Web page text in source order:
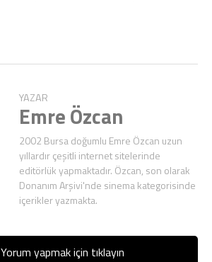
YAZAR
Emre Özcan
2002 Bursa doğumlu Emre Özcan uzun
yıllardır çeşitli internet sitelerinde
editörlük yapmaktadır. Özcan, son olarak
Donanım Arşivi'nde sinema kategorisinde
içerikler yazmakta.
Yorum yapmak için tıklayın